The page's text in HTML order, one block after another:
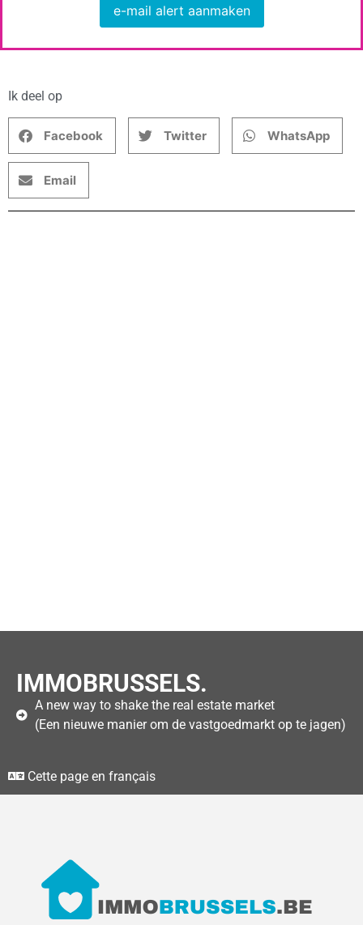
e-mail alert aanmaken
Ik deel op
Facebook Twitter WhatsApp
Email
IMMOBRUSSELS.
A new way to shake the real estate market
(Een nieuwe manier om de vastgoedmarkt op te jagen)
Cette page en français